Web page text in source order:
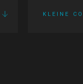
KLEINE